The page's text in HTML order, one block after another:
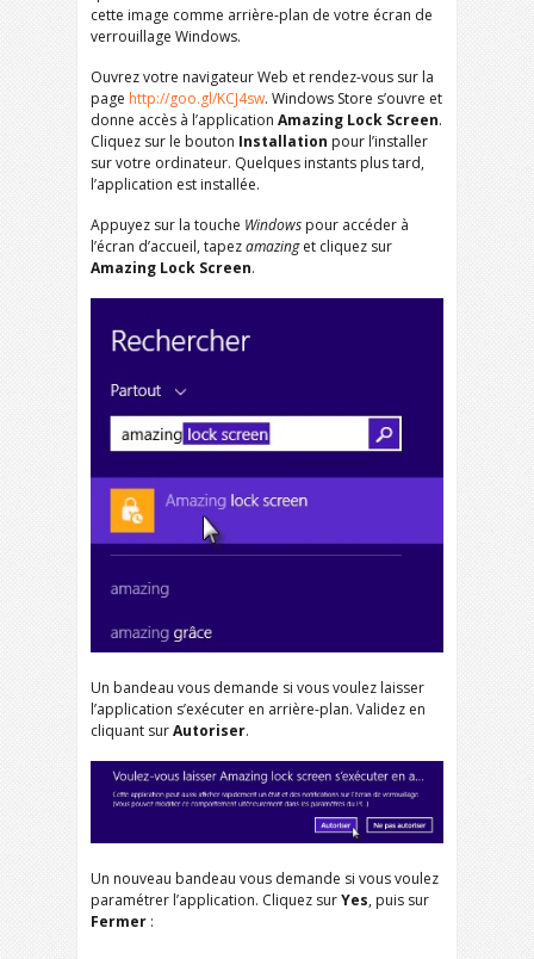
cette image comme arrière-plan de votre écran de
verrouillage Windows.
Ouvrez votre navigateur Web et rendez-vous sur la
page http://goo.gl/KCJ4sw. Windows Store s’ouvre et
donne accès à l’application Amazing Lock Screen.
Cliquez sur le bouton Installation pour l’installer
sur votre ordinateur. Quelques instants plus tard,
l’application est installée.
Appuyez sur la touche Windows pour accéder à
l’écran d’accueil, tapezamazinget cliquez sur
Amazing Lock Screen.
Un bandeau vous demande si vous voulez laisser
l’application s’exécuter en arrière-plan. Validez en
cliquant surAutoriser.
Un nouveau bandeau vous demande si vous voulez
paramétrer l’application. Cliquez surYes, puis sur
Fermer :